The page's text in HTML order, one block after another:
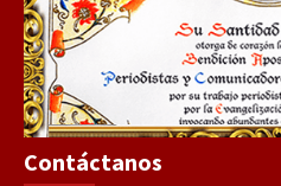
Contáctanos